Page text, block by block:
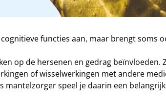
functies aan, maar brengt soms
op de hersenen en gedrag beïnvloeden.
of wisselwerkingen met andere
speel je daarin een